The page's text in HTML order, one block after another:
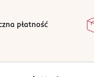
płatność